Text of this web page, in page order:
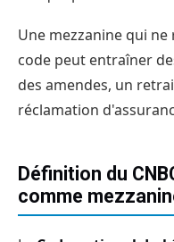
Une mezzanine qui ne
code peut entraîner
des amendes, un
réclamation
Définition du
comme